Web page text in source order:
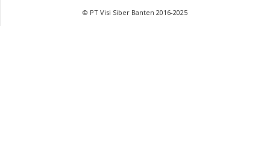
© PT Visi Siber Banten 2016-2025